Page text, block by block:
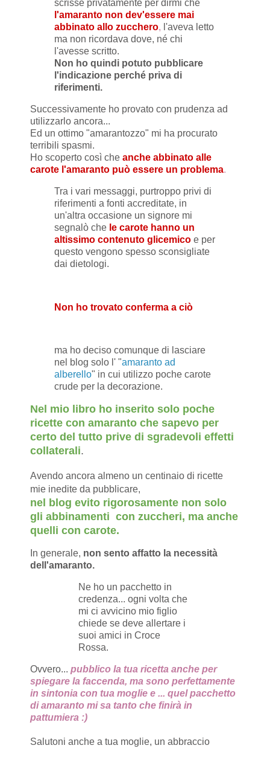
scrisse privatamente per dirmi che
l'amaranto non dev'essere mai
abbinato allo zucchero, l'aveva letto
ma non ricordava dove, né chi
l'avesse scritto.
Non ho quindi potuto pubblicare
l'indicazione perché priva di
riferimenti.
Successivamente ho provato con prudenza ad
utilizzarlo ancora...
Ed un ottimo "amarantozzo" mi ha procurato
terribili spasmi.
Ho scoperto così che anche abbinato alle
carote l'amaranto può essere un problema.
Tra i vari messaggi, purtroppo privi di
riferimenti a fonti accreditate, in
un'altra occasione un signore mi
segnalò che le carote hanno un
altissimo contenuto glicemico e per
questo vengono spesso sconsigliate
dai dietologi.
Non ho trovato conferma a ciò
ma ho deciso comunque di lasciare
nel blog solo l' "amaranto ad
alberello" in cui utilizzo poche carote
crude per la decorazione.
Nel mio libro ho inserito solo poche
ricette con amaranto che sapevo per
certo del tutto prive di sgradevoli effetti
collaterali.
Avendo ancora almeno un centinaio di ricette
mie inedite da pubblicare,
nel blog evito rigorosamente non solo
gli abbinamenti con zuccheri, ma anche
quelli con carote.
In generale, non sento affatto la necessità
dell'amaranto.
Ne ho un pacchetto in
credenza... ogni volta che
mi ci avvicino mio figlio
chiede se deve allertare i
suoi amici in Croce
Rossa.
Ovvero... pubblico la tua ricetta anche per
spiegare la faccenda, ma sono perfettamente
in sintonia con tua moglie e ... quel pacchetto
di amaranto mi sa tanto che finirà in
pattumiera :)
Salutoni anche a tua moglie, un abbraccio